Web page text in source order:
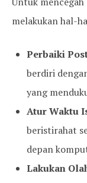
melakukan hal-
Perbaiki
berdiri
yang
Atur Waktu
beristirahat
depan
Lakukan